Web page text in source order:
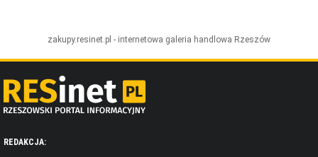
zakupy.resinet.pl - internetowa galeria handlowa Rzeszów
REDAKCJA: